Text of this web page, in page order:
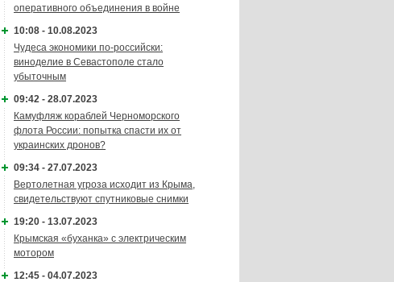
оперативного объединения в войне
10:08 - 10.08.2023
Чудеса экономики по-российски:
виноделие в Севастополе стало
убыточным
09:42 - 28.07.2023
Камуфляж кораблей Черноморского
флота России: попытка спасти их от
украинских дронов?
09:34 - 27.07.2023
Вертолетная угроза исходит из Крыма,
свидетельствуют спутниковые снимки
19:20 - 13.07.2023
Крымская «буханка» с электрическим
мотором
12:45 - 04.07.2023